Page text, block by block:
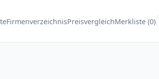
FirmenverzeichnisPreisvergleichMerkliste (0)